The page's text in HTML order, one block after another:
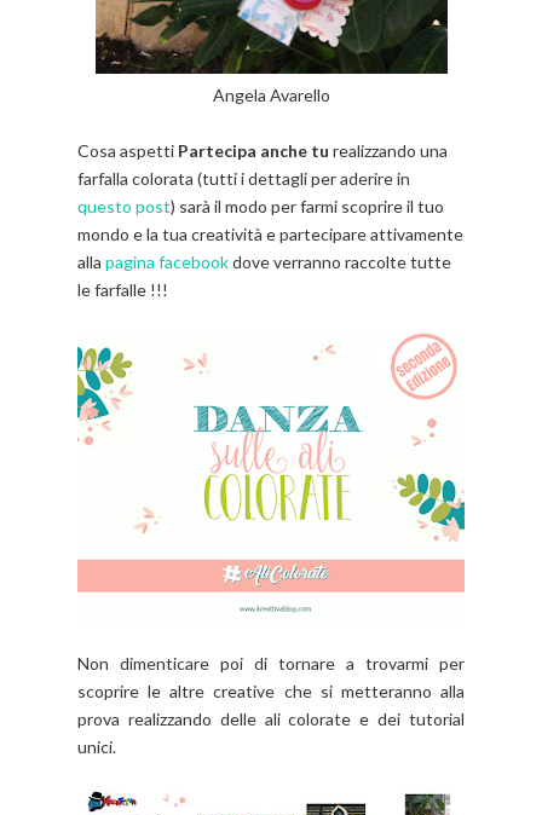
Angela Avarello
Cosa aspetti Partecipa anche tu realizzando una
farfalla colorata (tutti i dettagli per aderire in
questo post) sarà il modo per farmi scoprire il tuo
mondo e la tua creatività e partecipare attivamente
alla pagina facebookdove verranno raccolte tutte
le farfalle !!!
Non dimenticare poi di tornare a trovarmi per
scoprire le altre creative che si metteranno alla
prova realizzando delle ali colorate e dei tutorial
unici.